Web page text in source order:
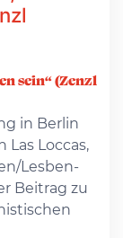
sein“ (Zenzl
in Berlin
Loccas,
Lesben-
Beitrag zu